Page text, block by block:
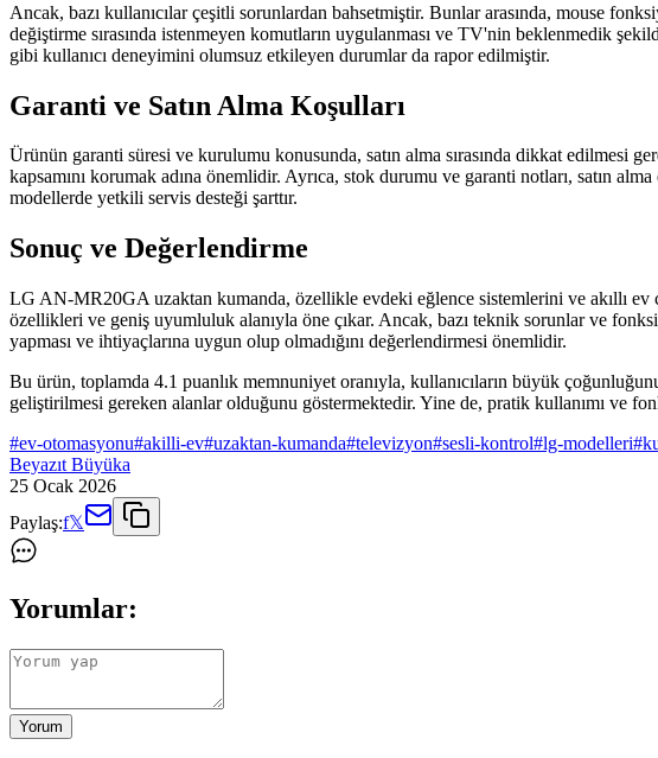
Ancak, bazı kullanıcılar çeşitli sorunlardan bahsetmiştir. Bunlar arasında, mouse
değiştirme sırasında istenmeyen komutların uygulanması ve TV'nin beklenmedik
gibi kullanıcı deneyimini olumsuz etkileyen durumlar da rapor edilmiştir.
Garanti ve Satın Alma Koşulları
Ürünün garanti süresi ve kurulumu konusunda, satın alma sırasında dikkat edilmesi
kapsamını korumak adına önemlidir. Ayrıca, stok durumu ve garanti notları, satın
modellerde yetkili servis desteği şarttır.
Sonuç ve Değerlendirme
LG AN-MR20GA uzaktan kumanda, özellikle evdeki eğlence sistemlerini ve akıllı ev
özellikleri ve geniş uyumluluk alanıyla öne çıkar. Ancak, bazı teknik sorunlar ve
yapması ve ihtiyaçlarına uygun olup olmadığını değerlendirmesi önemlidir.
Bu ürün, toplamda 4.1 puanlık memnuniyet oranıyla, kullanıcıların büyük
geliştirilmesi gereken alanlar olduğunu göstermektedir. Yine de, pratik kullanımı ve
#ev-otomasyonu#akilli-ev#uzaktan-kumanda#televizyon#sesli-kontrol#lg-modelleri#
Beyazıt Büyüka
25 Ocak 2026
Paylaş:f𝕏
Yorumlar:
Yorum